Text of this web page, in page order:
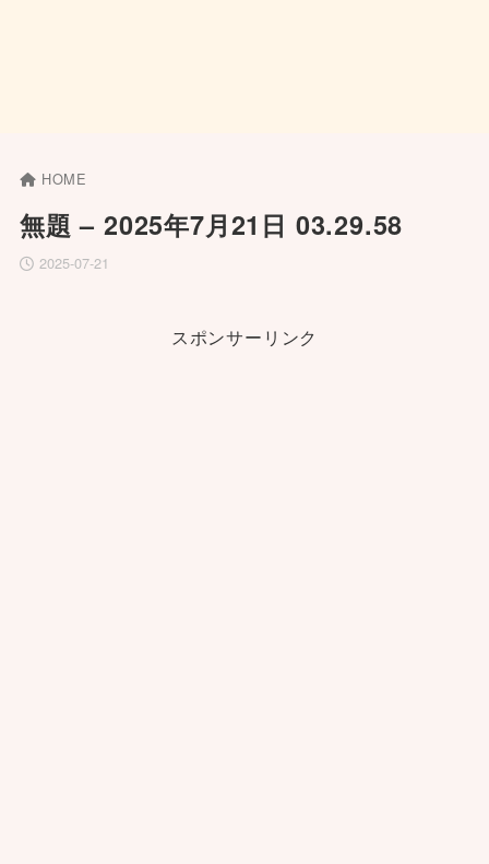
HOME
無題 – 2025年7月21日 03.29.58
2025-07-21
スポンサーリンク